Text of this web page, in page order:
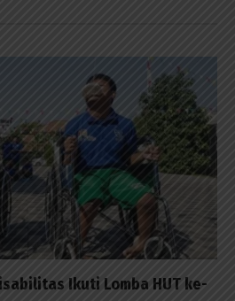
Ikuti Lomba HUT ke-